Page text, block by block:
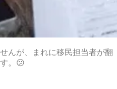
んが、まれに移民担当者が翻
。😕